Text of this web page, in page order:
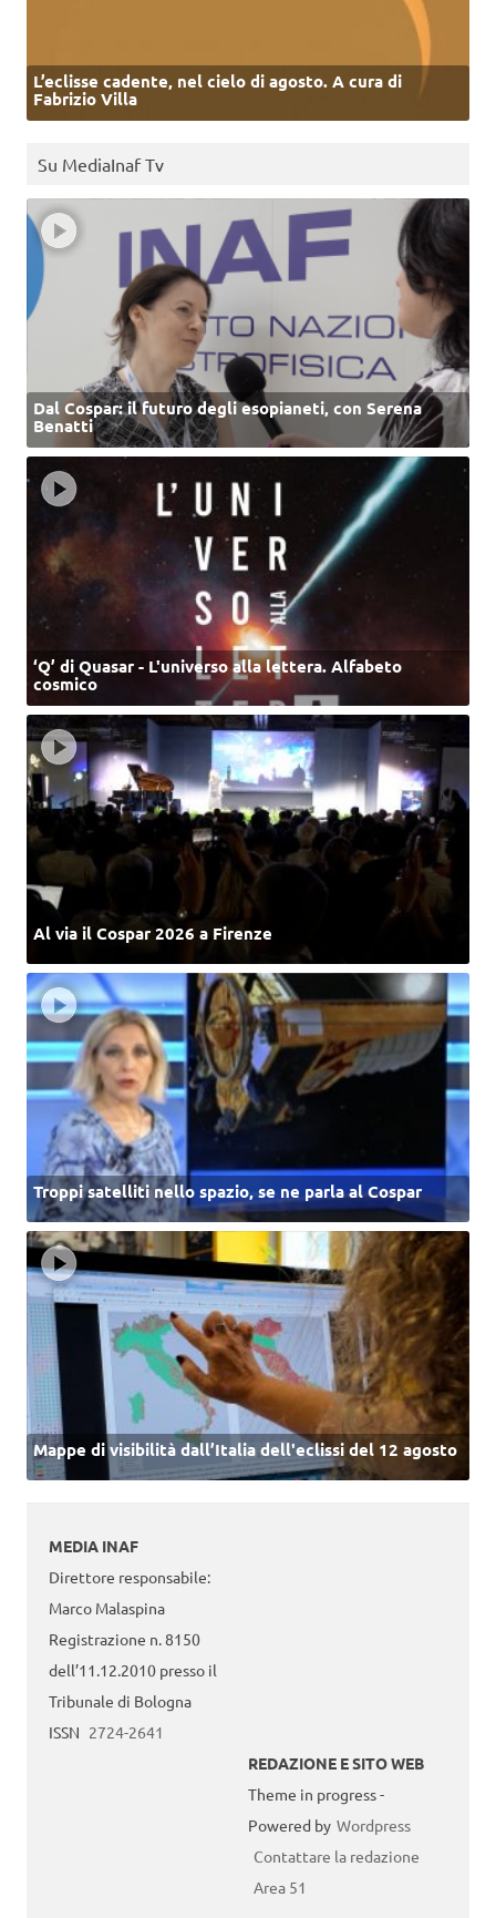
L’eclisse cadente, nel cielo di agosto. A cura di
Fabrizio Villa
Su MediaInaf Tv
Dal Cospar: il futuro degli esopianeti, con Serena
Benatti
‘Q’ di Quasar - L'universo alla lettera. Alfabeto
cosmico
Al via il Cospar 2026 a Firenze
Troppi satelliti nello spazio, se ne parla al Cospar
Mappe di visibilità dall’Italia dell'eclissi del 12 agosto
MEDIA INAF
Direttore responsabile:
Marco Malaspina
Registrazione n. 8150
dell’11.12.2010 presso il
Tribunale di Bologna
ISSN 2724-2641
REDAZIONE E SITO WEB
Theme in progress -
Powered by Wordpress
Contattare la redazione
Area 51